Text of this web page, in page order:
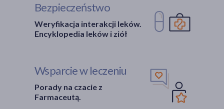
Bezpieczeństwo
Weryfikacja interakcji leków.
Encyklopedia leków i ziół
Wsparcie w leczeniu
Porady na czacie z
Farmaceutą.